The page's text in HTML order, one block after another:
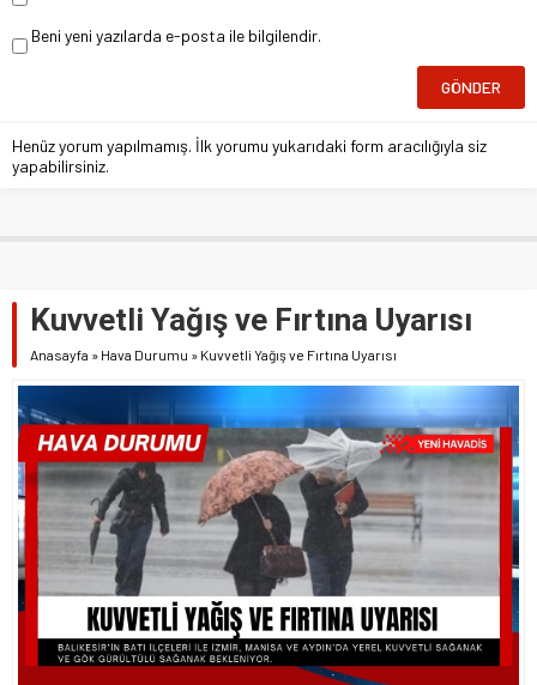
Beni yeni yazılarda e-posta ile bilgilendir.
Henüz yorum yapılmamış. İlk yorumu yukarıdaki form aracılığıyla siz
yapabilirsiniz.
Kuvvetli Yağış ve Fırtına Uyarısı
Anasayfa » Hava Durumu » Kuvvetli Yağış ve Fırtına Uyarısı